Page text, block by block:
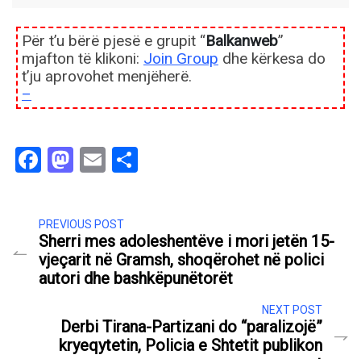
Për t’u bërë pjesë e grupit “Balkanweb”
mjafton të klikoni: Join Group dhe kërkesa do
t’ju aprovohet menjëherë.
–
Facebook
Mastodon
Email
PREVIOUS POST
Sherri mes adoleshentëve i mori jetën 15-
vjeçarit në Gramsh, shoqërohet në polici
autori dhe bashkëpunëtorët
NEXT POST
Derbi Tirana-Partizani do “paralizojë”
kryeqytetin, Policia e Shtetit publikon